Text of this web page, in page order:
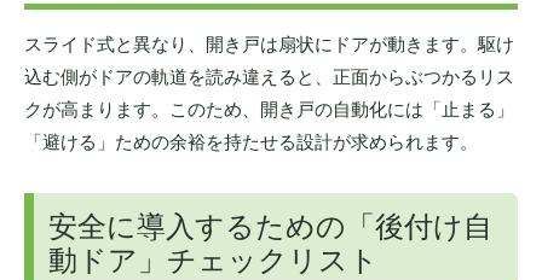
スライド式と異なり、開き戸は扇状にドアが動きます。駆け
込む側がドアの軌道を読み違えると、正面からぶつかるリス
クが高まります。このため、開き戸の自動化には「止まる」
「避ける」ための余裕を持たせる設計が求められます。
安全に導入するための「後付け自
動ドア」チェックリスト